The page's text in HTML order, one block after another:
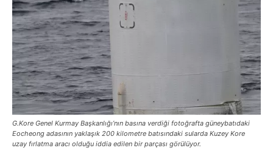
G.Kore Genel Kurmay Başkanlığı’nın basına verdiği fotoğrafta güneybatıdaki
Eocheong adasının yaklaşık 200 kilometre batısındaki sularda Kuzey Kore
uzay fırlatma aracı olduğu iddia edilen bir parçası görülüyor.